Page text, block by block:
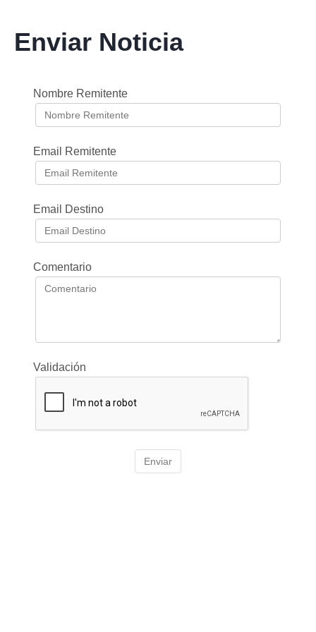
Enviar Noticia
Nombre Remitente
Email Remitente
Email Destino
Comentario
Validación